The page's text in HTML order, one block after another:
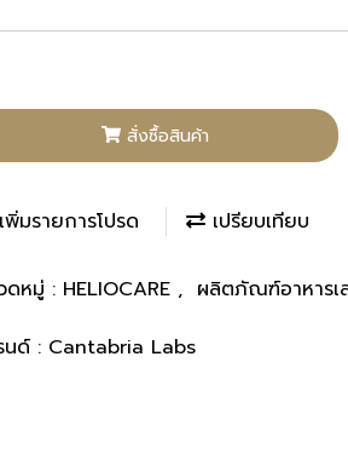
สั่งซื้อสินค้า
เพิ่มรายการโปรด เปรียบเทียบ
ดหมู่ : HELIOCARE , ผลิตภัณฑ์อาหารเ
นด์ : Cantabria Labs